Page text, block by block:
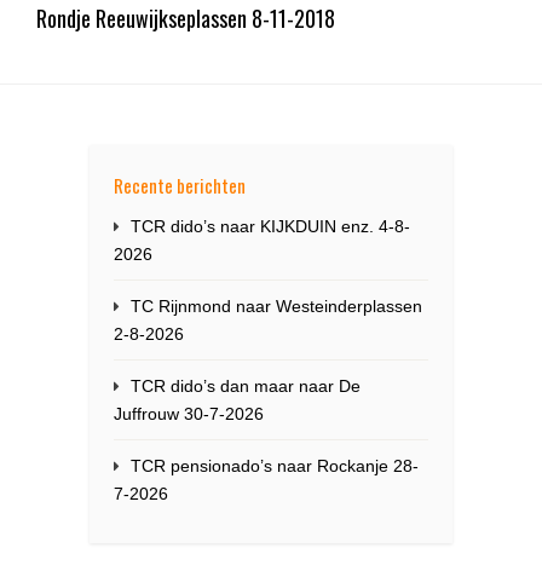
Rondje Reeuwijkseplassen 8-11-2018
Recente berichten
TCR dido’s naar KIJKDUIN enz. 4-8-
2026
TC Rijnmond naar Westeinderplassen
2-8-2026
TCR dido’s dan maar naar De
Juffrouw 30-7-2026
TCR pensionado’s naar Rockanje 28-
7-2026